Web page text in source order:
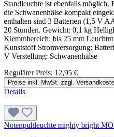
Standleuchte ist ebenfalls möglich.
die Schwanenhälse kompakt
enthalten sind 3 Batterien (1,5 V
20 Stunden. Gewicht: 0,1 kg
Klemmbereich: bis 25 mm
Kunststoff Stromversorgung:
V Verstellung: Schwanenhälse
Regulärer Preis: 12,95 €
Preise inkl. MwSt. zzgl.
Details
Notenpultleuchte mighty bright